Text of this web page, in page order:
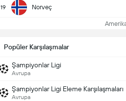
19 Norveç
Popüler Karşılaşmalar
Şampiyonlar Ligi
Avrupa
Şampiyonlar Ligi Eleme Karşılaşmaları
Avrupa